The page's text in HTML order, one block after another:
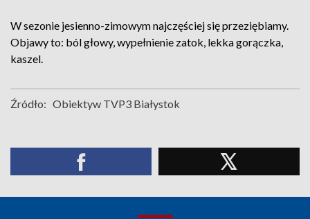
W sezonie jesienno-zimowym najczęściej się przeziębiamy.
Objawy to: ból głowy, wypełnienie zatok, lekka gorączka,
kaszel.
Źródło: Obiektyw TVP3 Białystok